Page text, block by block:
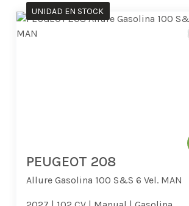
UNIDAD EN STOCK
PEUGEOT 208
Allure Gasolina 100 S&S 6 Vel. MAN